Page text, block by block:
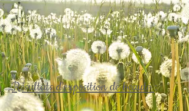
Résultats d'exposition de beauté: